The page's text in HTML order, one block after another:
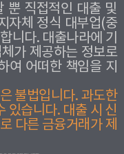
뿐 직접적인 대출 및
자체 정식 대부업(중
니다. 대출나라에 기
가 제공하는 정보로
여 어떠한 책임을 지
불법입니다. 과도한
있습니다. 대출 시 신
다른 금융거래가 제